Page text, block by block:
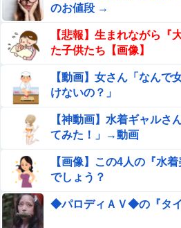
家たちから絶賛されるwwww
池田瑛紗ちゃん、｢Qさま｣出演ｷ
他
まだ墓石があるだけマシと見るべ
かり
【画像あり】リーンの翼とかいう
野作品の中でも屈指の美しさを誇
【悲報】 憧れのトイレセッ○スし
ｗｗｗｗｗｗ
【画像】∧∨の設定みたいな野球部
見されるwwwwww
のお値段 →
【悲報】生まれながら『
た子供たち【画像】
【動画】女さん「なんで
けないの？」
【神動画】水着ギャルさ
てみた！」→動画
【画像】この4人の『水
でしょう？
◆パロディＡＶ◆の『タ